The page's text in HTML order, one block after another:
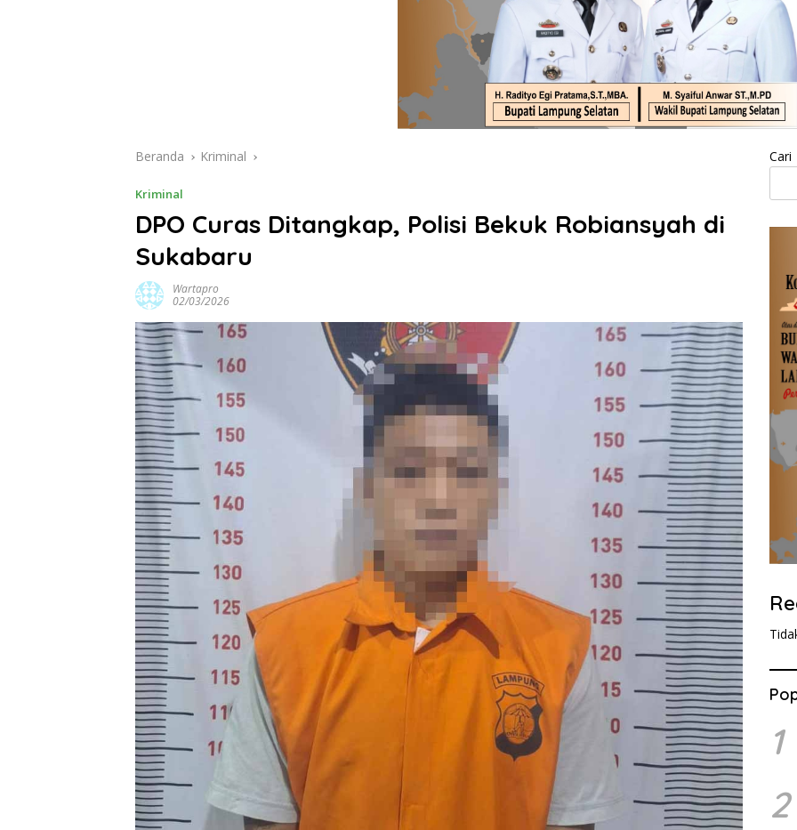
Beranda Kriminal
Kriminal
DPO Curas Ditangkap, Polisi Bekuk Robiansyah di
Sukabaru
Wartapro
02/03/2026
Cari
1
2